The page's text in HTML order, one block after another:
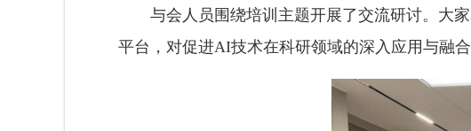
与会人员围绕培训主题开展了交流研讨。大
平台，对促进AI技术在科研领域的深入应用与融